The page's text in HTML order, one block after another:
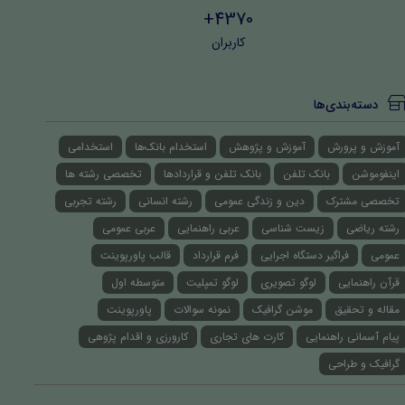
4370+
کاربران
دسته‌بندی‌ها
آموزش و پرورش آموزش و پژوهش استخدام بانک‌ها
استخدامی
اینفوموشن
بانک تلفن بانک تلفن و قراردادها
تخصصی رشته ها
تخصصی مشترک
دین و زندگی عمومی رشته انسانی
رشته تجربی
رشته ریاضی
زیست شناسی عربی راهنمایی
عربی عمومی
عمومی
فراگیر دستگاه اجرایی فرم قرارداد
قالب پاورپوینت
قرآن راهنمایی
لوگو تصویری لوگو تمپلیت
متوسطه اول
مقاله و تحقیق
موشن گرافیک نمونه سوالات
پاورپوینت
پیام آسمانی راهنمایی
کارت های تجاری
کارورزی و اقدام پژوهی
گرافیک و طراحی